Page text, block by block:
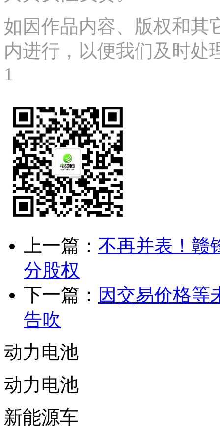
如因作品内容、版权和其
内进行，以便我们及时处
1
上一篇： 不再并表！赣
分股权
下一篇： 因交易价格等
告吹
动力电池
动力电池
新能源车